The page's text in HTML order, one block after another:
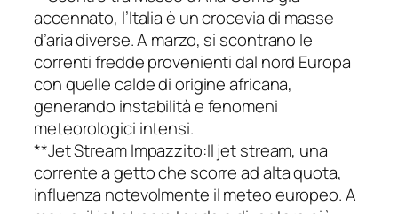
accennato, l’Italia è un crocevia di masse
d’aria diverse. A marzo, si scontrano le
correnti fredde provenienti dal nord Europa
con quelle calde di origine africana,
generando instabilità e fenomeni
meteorologici intensi.
**Jet Stream Impazzito:Il jet stream, una
corrente a getto che scorre ad alta quota,
influenza notevolmente il meteo europeo. A